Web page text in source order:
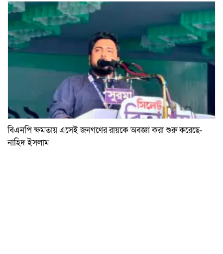
বিএনপি ক্ষমতায় এসেই জনগণের রায়কে অবজ্ঞা করা শুরু করেছে-
নাহিদ ইসলাম